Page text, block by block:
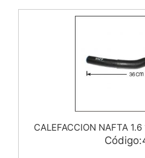
CALEFACCION NAFTA